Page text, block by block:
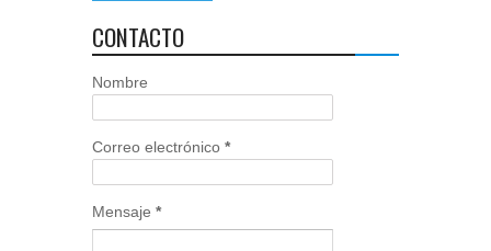
CONTACTO
Nombre
Correo electrónico *
Mensaje *